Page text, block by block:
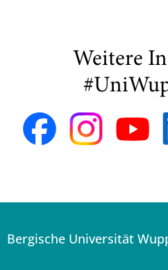
Weitere
Bergische Universität